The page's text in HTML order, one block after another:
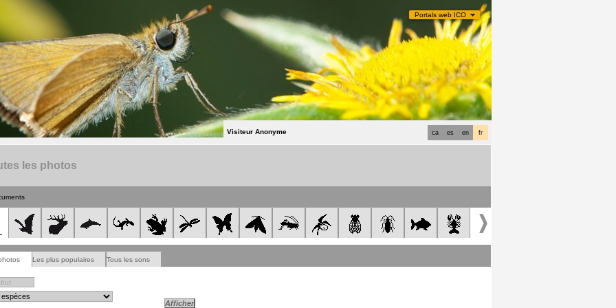
Portals web ICO
fr
en
es
ca
Visiteur Anonyme
les photos
Les plus populaires Tous les sons